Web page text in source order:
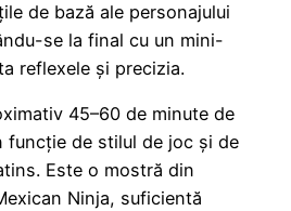
de bază ale personajului
se la final cu un mini-
reflexele și precizia.
45–60 de minute de
funcție de stilul de joc și de
Este o mostră din
Ninja, suficientă